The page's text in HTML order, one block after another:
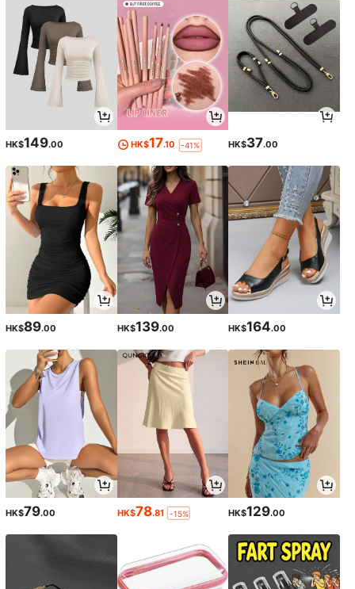
HK$149.00 HK$17.10 -41% HK$37.00
HK$89.00 HK$139.00 HK$164.00
HK$79.00 HK$78.81 -15% HK$129.00